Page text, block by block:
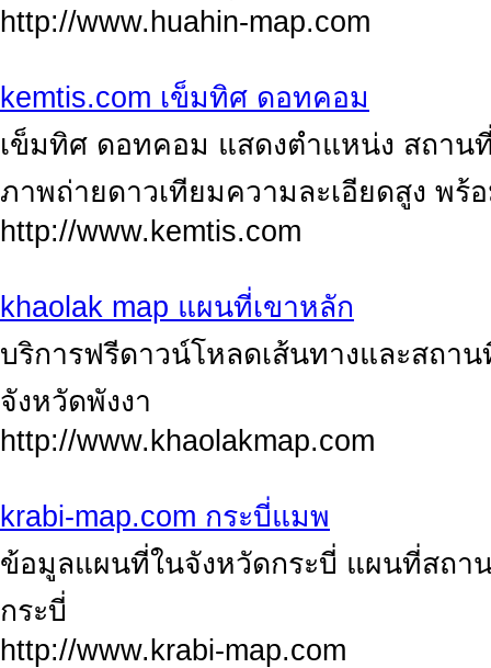
http://www.huahin-map.com
kemtis.com เข็มทิศ ดอทคอม
เข็มทิศ ดอทคอม แสดงตำแหน่ง สถา
ภาพถ่ายดาวเทียมความละเอียดสูง พ
http://www.kemtis.com
khaolak map แผนที่เขาหลัก
บริการฟรีดาวน์โหลดเส้นทางและสถา
จังหวัดพังงา
http://www.khaolakmap.com
krabi-map.com กระบี่แมพ
ข้อมูลแผนที่ในจังหวัดกระบี่ แผนที่สถา
กระบี่
http://www.krabi-map.com